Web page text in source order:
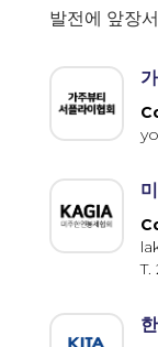
발전에 앞장
T.